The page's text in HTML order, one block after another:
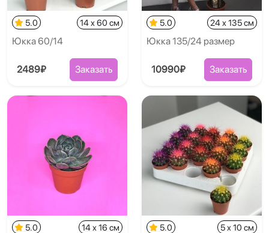
5.0 14 x 60 см
Юкка 60/14
2489₽ Заказать
5.0 24 x 135 см
Юкка 135/24 размер
10990₽ Заказать
5.0 14 x 16 см 5.0 5 x 10 см